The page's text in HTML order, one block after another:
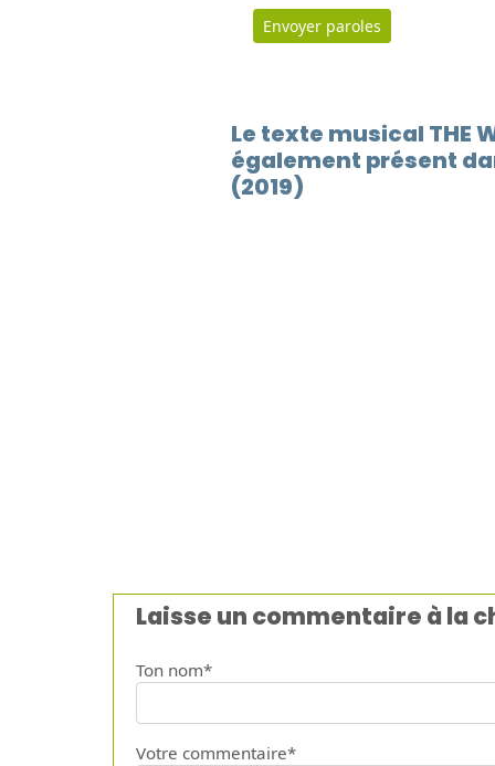
Envoyer paroles
Le texte musical THE
également présent
(2019)
Laisse un commentaire à la
Ton nom*
Votre commentaire*